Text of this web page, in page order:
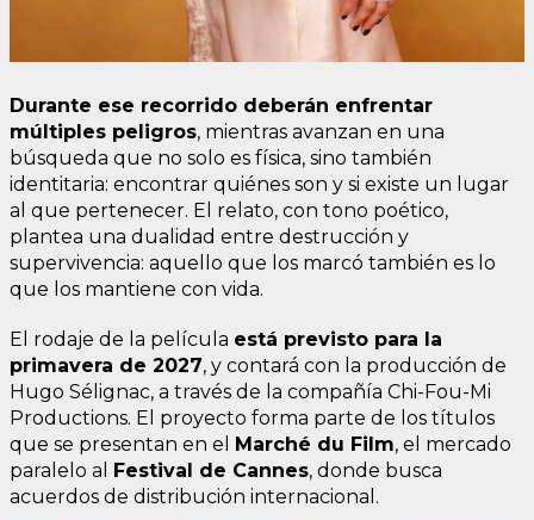
Durante ese recorrido deberán enfrentar
múltiples peligros, mientras avanzan en una
búsqueda que no solo es física, sino también
identitaria: encontrar quiénes son y si existe un lugar
al que pertenecer. El relato, con tono poético,
plantea una dualidad entre destrucción y
supervivencia: aquello que los marcó también es lo
que los mantiene con vida.
El rodaje de la película está previsto para la
primavera de 2027, y contará con la producción de
Hugo Sélignac, a través de la compañía Chi-Fou-Mi
Productions. El proyecto forma parte de los títulos
que se presentan en el
Marché du Film, el mercado
paralelo al
Festival de Cannes, donde busca
acuerdos de distribución internacional.